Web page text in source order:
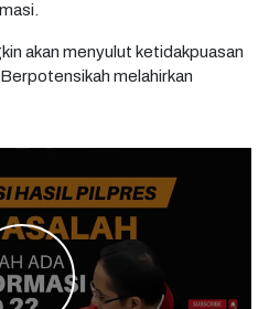
akan menyulut ketidakpuasan
melahirkan
WATCH THE VIDEO